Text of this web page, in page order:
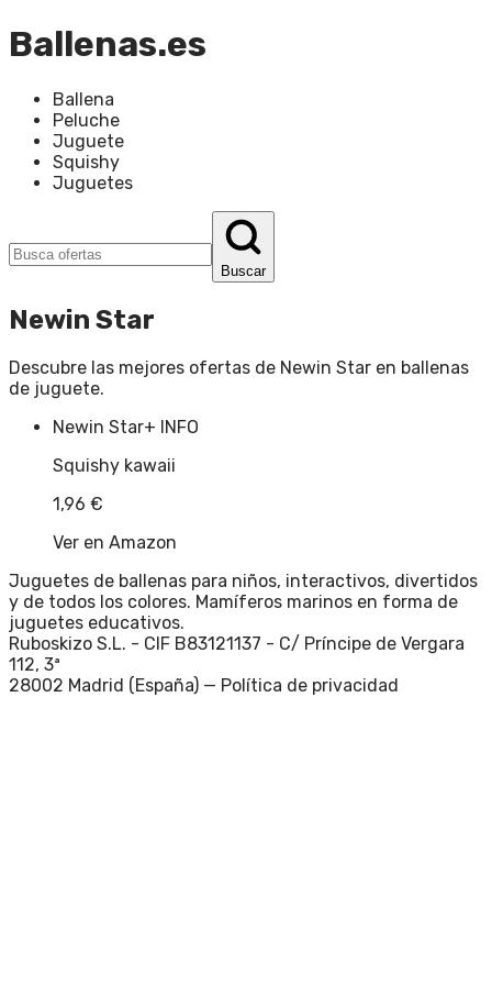
Ballenas.es
Ballena
Peluche
Juguete
Squishy
Juguetes
Buscar
Newin Star
Descubre las mejores ofertas de Newin Star en ballenas
de juguete.
Newin Star+ INFO
Squishy kawaii
1,96 €
Ver en Amazon
Juguetes de ballenas para niños, interactivos, divertidos
y de todos los colores. Mamíferos marinos en forma de
juguetes educativos.
Ruboskizo S.L. - CIF B83121137 - C/ Príncipe de Vergara
112, 3ª
28002 Madrid (España) — Política de privacidad